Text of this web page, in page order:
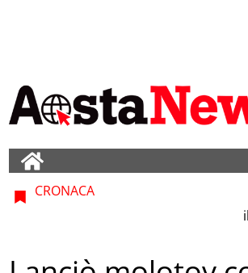
CRONACA
il